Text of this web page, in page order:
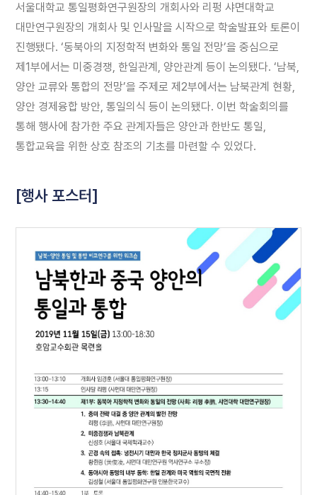
서울대학교 통일평화연구원장의 개회사와 리펑 샤면대학교
대만연구원장의 개회사 및 인사말을 시작으로 학술발표와 토론이
진행됐다. ‘동북아의 지정학적 변화와 통일 전망’을 중심으로
제1부에서는 미중경쟁, 한일관계, 양안관계 등이 논의됐다. ‘남북,
양안 교류와 통합의 전망’을 주제로 제2부에서는 남북관계 현황,
양안 경제융합 방안, 통일의식 등이 논의됐다. 이번 학술회의를
통해 행사에 참가한 주요 관계자들은 양안과 한반도 통일,
통합교육을 위한 상호 참조의 기초를 마련할 수 있었다.
[행사 포스터]